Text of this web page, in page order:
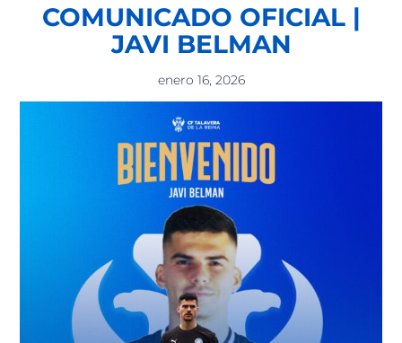
COMUNICADO OFICIAL |
JAVI BELMAN
enero 16, 2026